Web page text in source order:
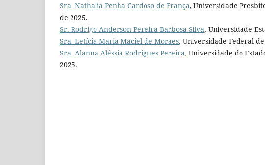
Sra. Nathalia Penha Cardoso de França, Universidade
de 2025.
Sr. Rodrigo Anderson Pereira Barbosa Silva, Universidade
Sra. Letícia Maria Maciel de Moraes, Universidade Federal
Sra. Alanna Aléssia Rodrigues Pereira, Universidade do
2025.